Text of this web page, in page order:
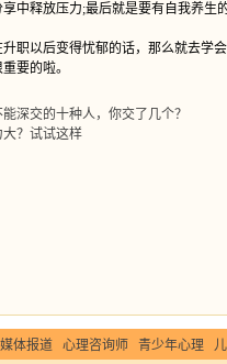
中释放压力;最后就是要有自我养
以后变得忧郁的话，那么就去学
要的啦。
深交的十种人，你交了几个？
？试试这样
媒体报道 心理咨询师 青少年心理